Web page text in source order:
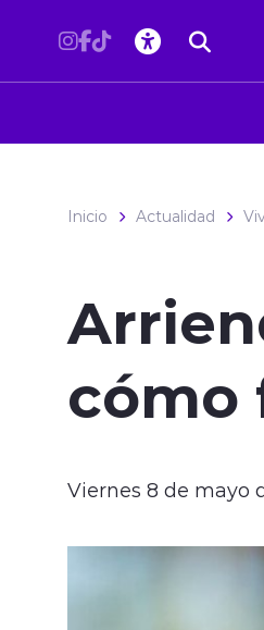
Inicio Actualidad
cómo
Viernes 8 de mayo